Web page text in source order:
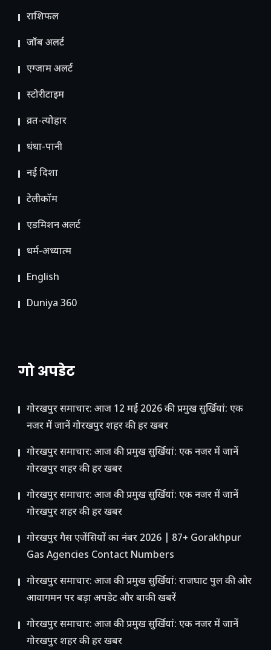
राशिफल
जॉब अलर्ट
एग्जाम अलर्ट
स्टोरीटाइम
व्रत-त्योहार
धंधा-पानी
नई दिशा
टेलीकॉम
ए​डमिशन अलर्ट
धर्म-अध्यात्म
English
Duniya 360
गो अपडेट
गोरखपुर समाचार: आज 12 मई 2026 की प्रमुख सुर्खियां: एक
नजर में जानें गोरखपुर शहर की हर खबर
गोरखपुर समाचार: आज की प्रमुख सुर्खियां: एक नजर में जानें
गोरखपुर शहर की हर खबर
गोरखपुर समाचार: आज की प्रमुख सुर्खियां: एक नजर में जानें
गोरखपुर शहर की हर खबर
गोरखपुर गैस एजेंसियों का नंबर 2026 | 87+ Gorakhpur
Gas Agencies Contact Numbers
गोरखपुर समाचार: आज की प्रमुख सुर्खियां: राजघाट पुल की ओर
आवागमन पर बड़ा अपडेट और बाकी खबरें
गोरखपुर समाचार: आज की प्रमुख सुर्खियां: एक नजर में जानें
गोरखपुर शहर की हर खबर